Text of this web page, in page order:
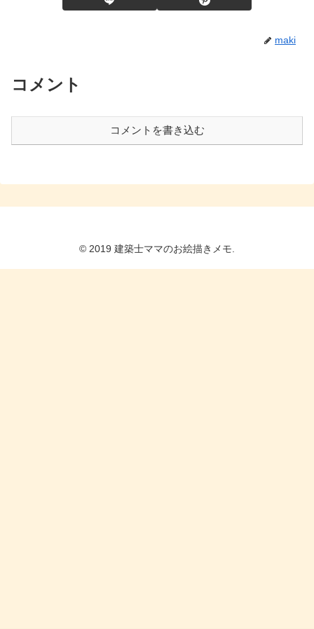
maki
コメント
コメントを書き込む
© 2019 建築士ママのお絵描きメモ.